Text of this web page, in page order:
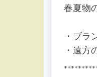
春夏物
・ブラ
・遠方